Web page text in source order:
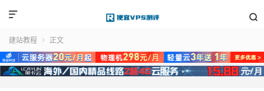


建站教程  正文